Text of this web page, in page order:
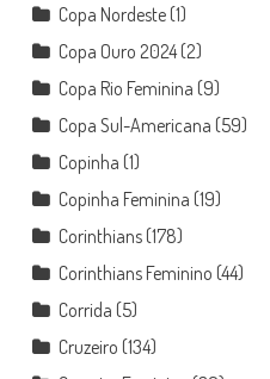
Copa Nordeste(1)
Copa Ouro 2024(2)
Copa Rio Feminina (9)
Copa Sul-Americana (59)
Copinha (1)
Copinha Feminina (19)
Corinthians(178)
Corinthians Feminino (44)
Corrida (5)
Cruzeiro (134)